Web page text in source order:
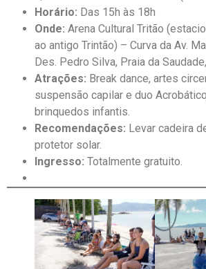
Horário: Das 15h às 18h
Onde: Arena Cultural Tritão
ao antigo Trintão) – Curva da Av.
Des. Pedro Silva, Praia da
Atrações: Break dance, artes
suspensão capilar e duo
brinquedos infantis.
Recomendações: Levar cadeira
protetor solar.
Ingresso: Totalmente gratuito.